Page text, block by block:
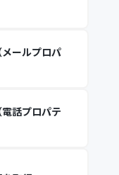
ールプロパ
話プロパテ